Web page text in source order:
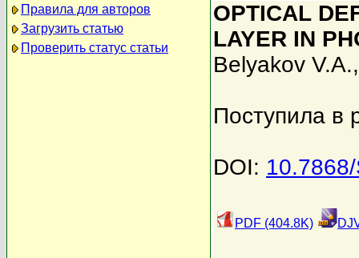
Правила для авторов
Загрузить статью
Проверить статус статьи
OPTICAL
LAYER IN
Belyakov V.A.
Поступила в
DOI:
PDF (404.8K)